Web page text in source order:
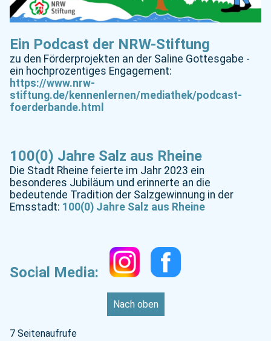
Ein Podcast der NRW-Stiftung
zu den Förderprojekten an der Saline Gottesgabe -
ein hochprozentiges Engagement:
https://www.nrw-
stiftung.de/kennenlernen/mediathek/podcast-
foerderbande.html
100(0) Jahre Salz aus Rheine
Die Stadt Rheine feierte im Jahr 2023 ein
besonderes Jubiläum und erinnerte an die
bedeutende Tradition der Salzgewinnung in der
Emsstadt: 100(0) Jahre Salz aus Rheine
Social Media:
Nach oben
7 Seitenaufrufe